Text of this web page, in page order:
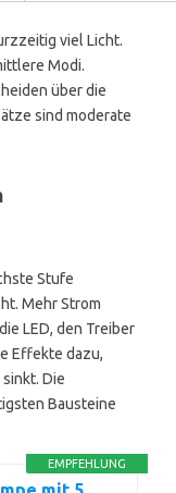
viel Licht.
Modi.
über die
sind moderate
Stufe
Mehr Strom
LED, den Treiber
Effekte dazu,
Die
Bausteine
EMPFEHLUNG